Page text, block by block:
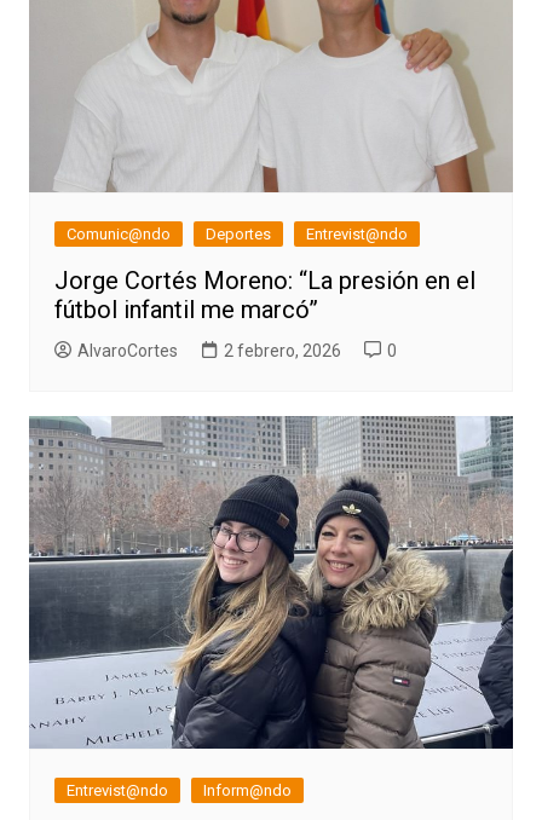
Comunic@ndo Deportes Entrevist@ndo
Jorge Cortés Moreno: “La presión en el
fútbol infantil me marcó”
AlvaroCortes 2 febrero, 2026 0
Entrevist@ndo Inform@ndo